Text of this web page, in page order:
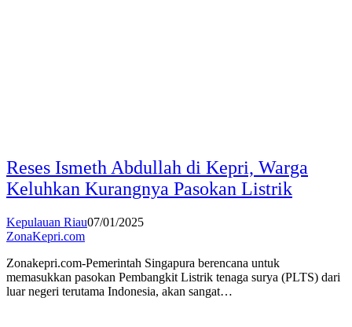
Reses Ismeth Abdullah di Kepri, Warga
Keluhkan Kurangnya Pasokan Listrik
Kepulauan Riau07/01/2025
ZonaKepri.com
Zonakepri.com-Pemerintah Singapura berencana untuk
memasukkan pasokan Pembangkit Listrik tenaga surya (PLTS) dari
luar negeri terutama Indonesia, akan sangat…